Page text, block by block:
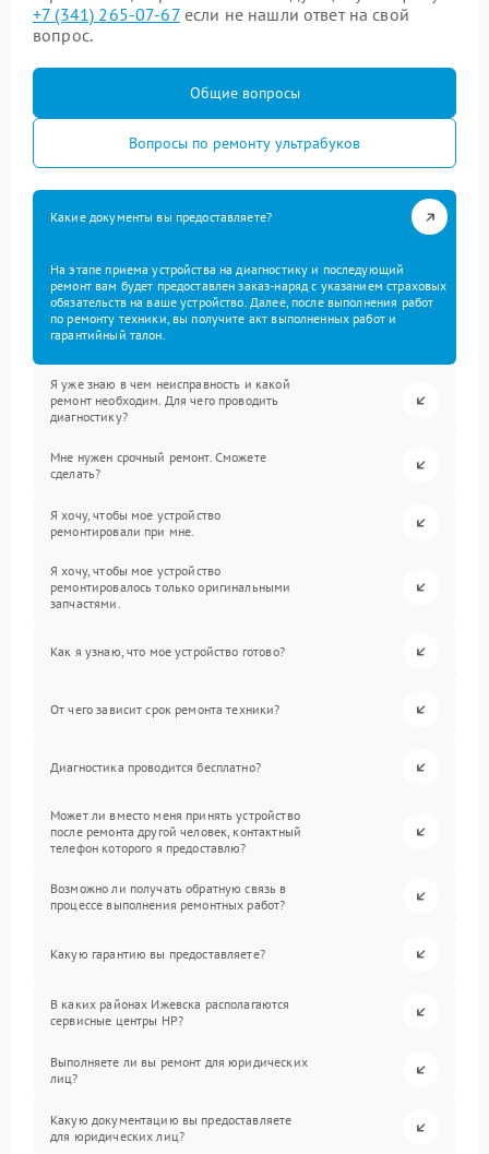
+7 (341) 265-07-67если не нашли ответ на свой
вопрос.
Общие вопросы
Вопросы по ремонту ультрабуков
Какие документы вы предоставляете?
На этапе приема устройства на диагностику и последующий
ремонт вам будет предоставлен заказ-наряд с указанием страховых
обязательств на ваше устройство. Далее, после выполнения работ
по ремонту техники, вы получите акт выполненных работ и
гарантийный талон.
Я уже знаю в чем неисправность и какой
ремонт необходим. Для чего проводить
диагностику?
Мне нужен срочный ремонт. Сможете
сделать?
Я хочу, чтобы мое устройство
ремонтировали при мне.
Я хочу, чтобы мое устройство
ремонтировалось только оригинальными
запчастями.
Как я узнаю, что мое устройство готово?
От чего зависит срок ремонта техники?
Диагностика проводится бесплатно?
Может ли вместо меня принять устройство
после ремонта другой человек, контактный
телефон которого я предоставлю?
Возможно ли получать обратную связь в
процессе выполнения ремонтных работ?
Какую гарантию вы предоставляете?
В каких районах Ижевска располагаются
сервисные центры HP?
Выполняете ли вы ремонт для юридических
лиц?
Какую документацию вы предоставляете
для юридических лиц?